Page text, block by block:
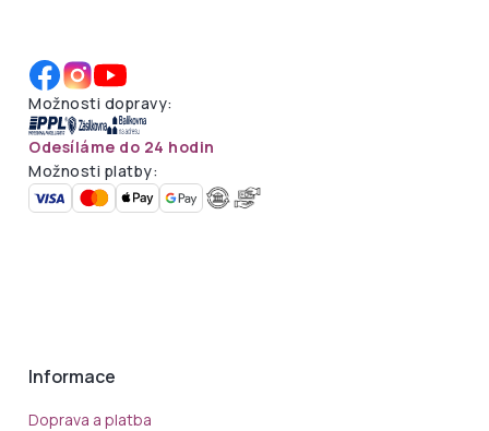
Možnosti dopravy:
Odesíláme do 24 hodin
Možnosti platby:
Informace
Doprava a platba